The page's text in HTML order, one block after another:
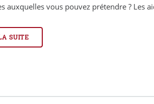
auxquelles vous pouvez prétendre ? Les
SUITE